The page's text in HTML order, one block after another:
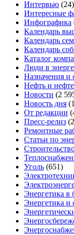
Интервью (24)
Интересные
Инфографика
Календарь
Календарь
Календарь
Каталог
Люди в
Назначения и
Нефть и
Новости (2
Новость дня
От редакции
Пресс-релиз
Ремонтные
Статьи по
Уголь (651)
Энергетика в
Энергетика